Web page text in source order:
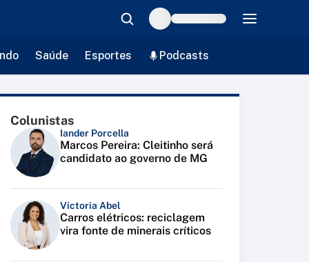
Saúde Esportes Podcasts
Colunistas
Iander Porcella
Marcos Pereira: Cleitinho será
candidato ao governo de MG
Victoria Abel
Carros elétricos: reciclagem
vira fonte de minerais críticos